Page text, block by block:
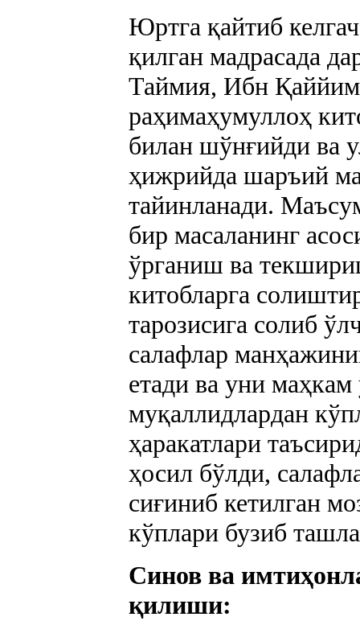
Юртга қайтиб
қилган мадрасада
Таймия, Ибн
раҳимаҳумуллоҳ
билан шўнғийди ва
ҳижрийда шаръий
тайинланади.
бир масаланинг
ўрганиш ва
китобларга
тарозисига солиб
салафлар
етади ва уни
муқаллидлардан
ҳаракатлари
ҳосил бўлди,
сиғиниб кетилган
кўплари бузиб
Синов ва
қилиши: